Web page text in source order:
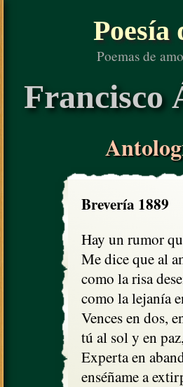
Poesía
Poemas de
Francisco
Brevería 1889
Hay un rumor
Me dice que al
como la risa
como la lejanía
Vences en dos,
tú al sol y en
Experta en
enséñame a